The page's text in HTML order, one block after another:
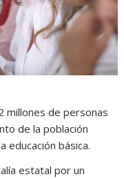
millones de personas
de la población
educación básica.
estatal por un